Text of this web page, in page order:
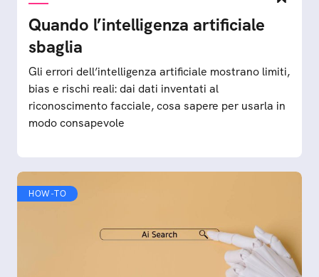
Quando l’intelligenza artificiale
sbaglia
Gli errori dell’intelligenza artificiale mostrano limiti,
bias e rischi reali: dai dati inventati al
riconoscimento facciale, cosa sapere per usarla in
modo consapevole
HOW-TO